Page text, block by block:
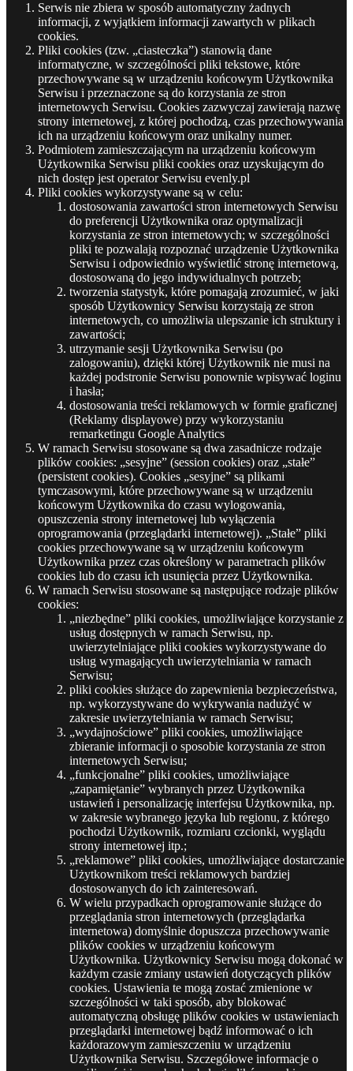
Serwis nie zbiera w sposób automatyczny żadnych
informacji, z wyjątkiem informacji zawartych w plikach
cookies.
Pliki cookies (tzw. „ciasteczka”) stanowią dane
informatyczne, w szczególności pliki tekstowe, które
przechowywane są w urządzeniu końcowym Użytkownika
Serwisu i przeznaczone są do korzystania ze stron
internetowych Serwisu. Cookies zazwyczaj zawierają nazwę
strony internetowej, z której pochodzą, czas przechowywania
ich na urządzeniu końcowym oraz unikalny numer.
Podmiotem zamieszczającym na urządzeniu końcowym
Użytkownika Serwisu pliki cookies oraz uzyskującym do
nich dostęp jest operator Serwisu evenly.pl
Pliki cookies wykorzystywane są w celu:
dostosowania zawartości stron internetowych Serwisu
do preferencji Użytkownika oraz optymalizacji
korzystania ze stron internetowych; w szczególności
pliki te pozwalają rozpoznać urządzenie Użytkownika
Serwisu i odpowiednio wyświetlić stronę internetową,
dostosowaną do jego indywidualnych potrzeb;
tworzenia statystyk, które pomagają zrozumieć, w jaki
sposób Użytkownicy Serwisu korzystają ze stron
internetowych, co umożliwia ulepszanie ich struktury i
zawartości;
utrzymanie sesji Użytkownika Serwisu (po
zalogowaniu), dzięki której Użytkownik nie musi na
każdej podstronie Serwisu ponownie wpisywać loginu
i hasła;
dostosowania treści reklamowych w formie graficznej
(Reklamy displayowe) przy wykorzystaniu
remarketingu Google Analytics
W ramach Serwisu stosowane są dwa zasadnicze rodzaje
plików cookies: „sesyjne” (session cookies) oraz „stałe”
(persistent cookies). Cookies „sesyjne” są plikami
tymczasowymi, które przechowywane są w urządzeniu
końcowym Użytkownika do czasu wylogowania,
opuszczenia strony internetowej lub wyłączenia
oprogramowania (przeglądarki internetowej). „Stałe” pliki
cookies przechowywane są w urządzeniu końcowym
Użytkownika przez czas określony w parametrach plików
cookies lub do czasu ich usunięcia przez Użytkownika.
W ramach Serwisu stosowane są następujące rodzaje plików
cookies:
„niezbędne” pliki cookies, umożliwiające korzystanie z
usług dostępnych w ramach Serwisu, np.
uwierzytelniające pliki cookies wykorzystywane do
usług wymagających uwierzytelniania w ramach
Serwisu;
pliki cookies służące do zapewnienia bezpieczeństwa,
np. wykorzystywane do wykrywania nadużyć w
zakresie uwierzytelniania w ramach Serwisu;
„wydajnościowe” pliki cookies, umożliwiające
zbieranie informacji o sposobie korzystania ze stron
internetowych Serwisu;
„funkcjonalne” pliki cookies, umożliwiające
„zapamiętanie” wybranych przez Użytkownika
ustawień i personalizację interfejsu Użytkownika, np.
w zakresie wybranego języka lub regionu, z którego
pochodzi Użytkownik, rozmiaru czcionki, wyglądu
strony internetowej itp.;
„reklamowe” pliki cookies, umożliwiające dostarczanie
Użytkownikom treści reklamowych bardziej
dostosowanych do ich zainteresowań.
W wielu przypadkach oprogramowanie służące do
przeglądania stron internetowych (przeglądarka
internetowa) domyślnie dopuszcza przechowywanie
plików cookies w urządzeniu końcowym
Użytkownika. Użytkownicy Serwisu mogą dokonać w
każdym czasie zmiany ustawień dotyczących plików
cookies. Ustawienia te mogą zostać zmienione w
szczególności w taki sposób, aby blokować
automatyczną obsługę plików cookies w ustawieniach
przeglądarki internetowej bądź informować o ich
każdorazowym zamieszczeniu w urządzeniu
Użytkownika Serwisu. Szczegółowe informacje o